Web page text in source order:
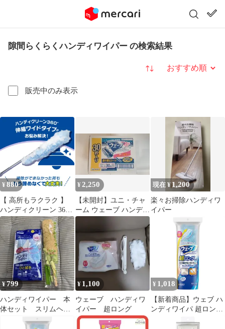
隙間らくらくハンディワイパー の検索結果
販売中のみ表示
並び替え
¥ 880
【 高所もラクラク 】
ハンディクリーン 360°
伸縮ワイド ハンディモ
ップ 替えシート付 伸縮
ハンディ ワイパー ほこ
り取り はたき ダスター
吸着 天井 照明 高所 掃
除 使い捨て 隙間掃除
¥ 2,250
【未開封】ユニ・チャ
ーム ウェーブ ハンディ
ワイパー取り替えシー
ト10枚入×4袋
現在 ¥1,200
楽々お掃除ハンディワ
イパー
¥799
ハンディワイパー 本
体セット スリムヘッ
ド まがる モップ
¥ 1,100
ウェーブ ハンディワ
イパー 超ロング
¥ 1,018
【新着商品】ウェブ ハ
ンディワイパ 超ロング